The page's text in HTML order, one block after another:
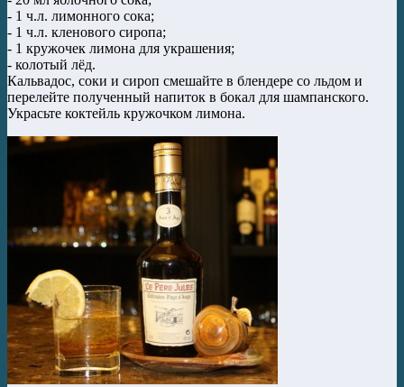
- 1 ч.л. лимонного сока;
- 1 ч.л. кленового сиропа;
- 1 кружочек лимона для украшения;
- колотый лёд.
Кальвадос, соки и сироп смешайте в блендере со льдом и
перелейте полученный напиток в бокал для шампанского.
Украсьте коктейль кружочком лимона.